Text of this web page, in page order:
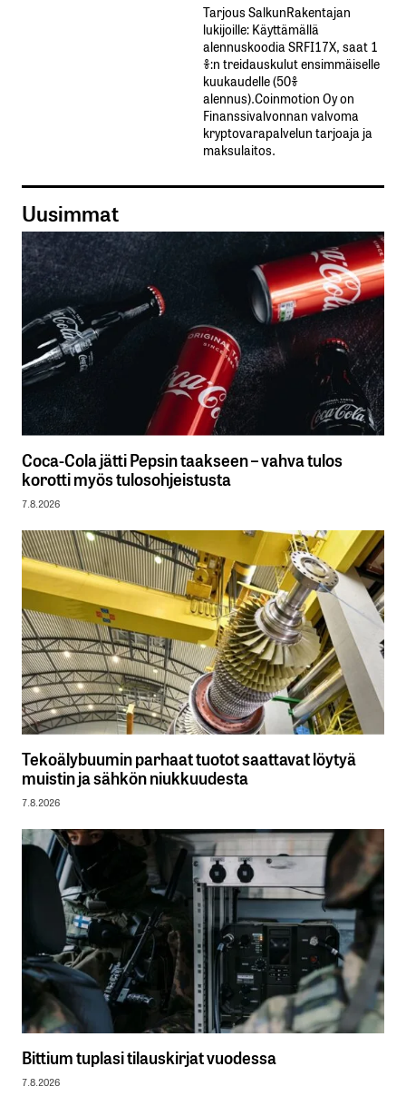
Tarjous SalkunRakentajan
lukijoille: Käyttämällä​ ​
alennuskoodia​ ​SRFI17X,​ ​saat​ ​1
%:n treidauskulut​ ​ensimmäiselle​ ​
kuukaudelle​ ​(50%​ ​
alennus).Coinmotion Oy on
Finanssivalvonnan valvoma
kryptovarapalvelun tarjoaja ja
maksulaitos.
Uusimmat
Coca-Cola jätti Pepsin taakseen – vahva tulos
korotti myös tulosohjeistusta
7.8.2026
Tekoälybuumin parhaat tuotot saattavat löytyä
muistin ja sähkön niukkuudesta
7.8.2026
Bittium tuplasi tilauskirjat vuodessa
7.8.2026